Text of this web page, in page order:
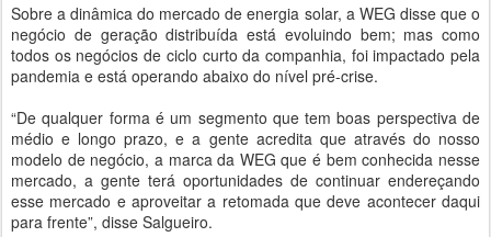
Sobre a dinâmica do mercado de energia solar, a WEG disse que o
negócio de geração distribuída está evoluindo bem; mas como
todos os negócios de ciclo curto da companhia, foi impactado pela
pandemia e está operando abaixo do nível pré-crise.
“De qualquer forma é um segmento que tem boas perspectiva de
médio e longo prazo, e a gente acredita que através do nosso
modelo de negócio, a marca da WEG que é bem conhecida nesse
mercado, a gente terá oportunidades de continuar endereçando
esse mercado e aproveitar a retomada que deve acontecer daqui
para frente”, disse Salgueiro.